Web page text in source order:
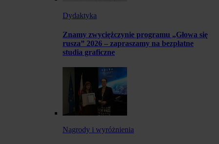
Dydaktyka
Znamy zwyciężczynie programu „Głowa się
rusza” 2026 – zapraszamy na bezpłatne
studia graficzne
Nagrody i wyróżnienia